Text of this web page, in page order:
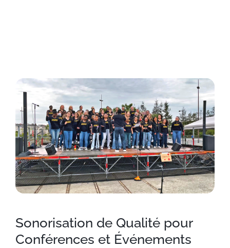
Sonorisation de Qualité pour
Conférences et Événements